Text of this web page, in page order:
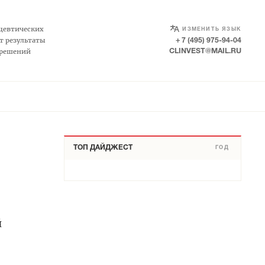
результаты
ИЗМЕНИТЬ ЯЗЫК
SELECT LANGUAGE
+ 7 (495) 975-94-04
CLINVEST@MAIL.RU
ТОП ДАЙДЖЕСТ ГОД